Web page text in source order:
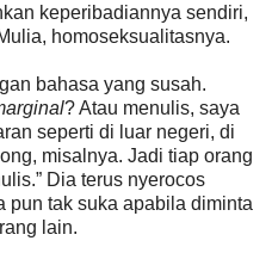
keperibadiannya sendiri,
homoseksualitasnya.
bahasa yang susah.
? Atau menulis, saya
seperti di luar negeri, di
misalnya. Jadi tiap orang
Dia terus nyerocos
pun tak suka apabila diminta
lain.